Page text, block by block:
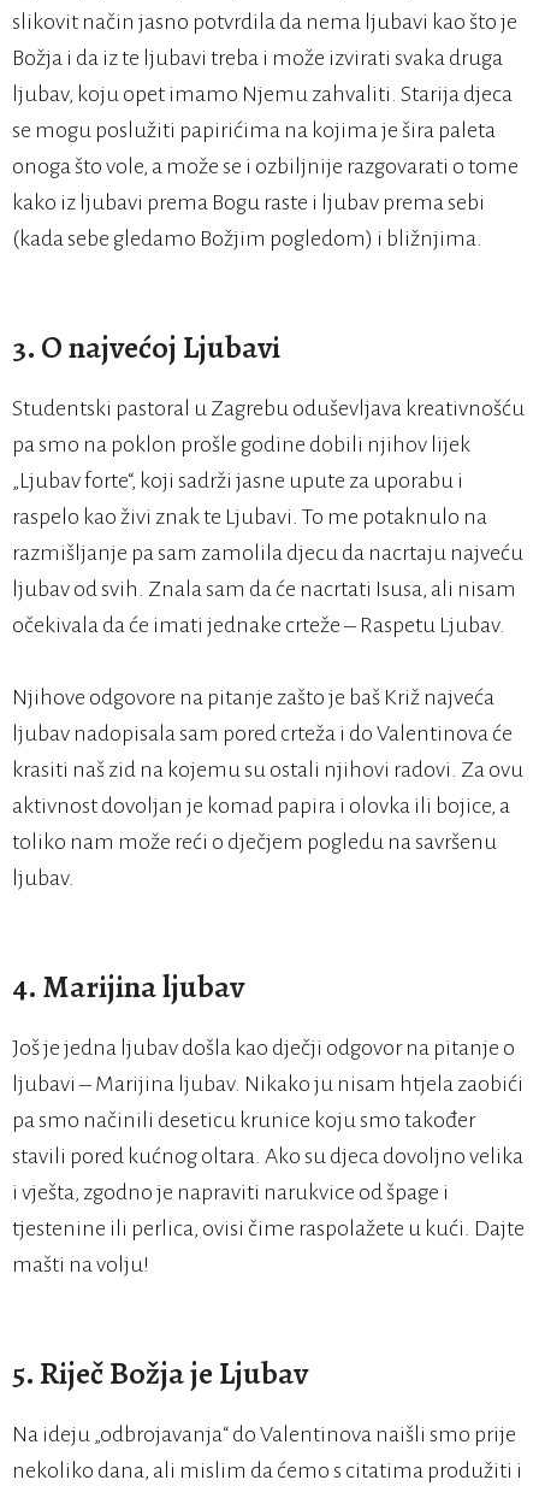
slikovit način jasno potvrdila da nema ljubavi kao što je
Božja i da iz te ljubavi treba i može izvirati svaka druga
ljubav, koju opet imamo Njemu zahvaliti. Starija djeca
se mogu poslužiti papirićima na kojima je šira paleta
onoga što vole, a može se i ozbiljnije razgovarati o tome
kako iz ljubavi prema Bogu raste i ljubav prema sebi
(kada sebe gledamo Božjim pogledom) i bližnjima.
3. O najvećoj Ljubavi
Studentski pastoral u Zagrebu oduševljava kreativnošću
pa smo na poklon prošle godine dobili njihov lijek
„Ljubav forte“, koji sadrži jasne upute za uporabu i
raspelo kao živi znak te Ljubavi. To me potaknulo na
razmišljanje pa sam zamolila djecu da nacrtaju najveću
ljubav od svih. Znala sam da će nacrtati Isusa, ali nisam
očekivala da će imati jednake crteže – Raspetu Ljubav.
Njihove odgovore na pitanje zašto je baš Križ najveća
ljubav nadopisala sam pored crteža i do Valentinova će
krasiti naš zid na kojemu su ostali njihovi radovi. Za ovu
aktivnost dovoljan je komad papira i olovka ili bojice, a
toliko nam može reći o dječjem pogledu na savršenu
ljubav.
4. Marijina ljubav
Još je jedna ljubav došla kao dječji odgovor na pitanje o
ljubavi – Marijina ljubav. Nikako ju nisam htjela zaobići
pa smo načinili deseticu krunice koju smo također
stavili pored kućnog oltara. Ako su djeca dovoljno velika
i vješta, zgodno je napraviti narukvice od špage i
tjestenine ili perlica, ovisi čime raspolažete u kući. Dajte
mašti na volju!
5. Riječ Božja je Ljubav
Na ideju „odbrojavanja“ do Valentinova naišli smo prije
nekoliko dana, ali mislim da ćemo s citatima produžiti i